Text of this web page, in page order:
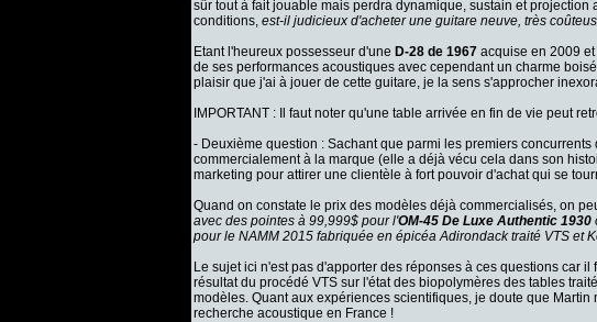
sûr tout à fait jouable mais perdra dynamique, sustain et
conditions, est-il judicieux d'acheter une guitare neuve, très
Etant l'heureux possesseur d'une D-28 de 1967 acquise en 2009
de ses performances acoustiques avec cependant un charme
plaisir que j'ai à jouer de cette guitare, je la sens s'approcher
IMPORTANT : Il faut noter qu'une table arrivée en fin de vie peut
- Deuxième question : Sachant que parmi les premiers
commercialement à la marque (elle a déjà vécu cela dans son
marketing pour attirer une clientèle à fort pouvoir d'achat qui se
Quand on constate le prix des modèles déjà commercialisés, on
avec des pointes à 99,999$ pour l'OM-45 De Luxe Authentic 1930
pour le NAMM 2015 fabriquée en épicéa Adirondack traité VTS et
Le sujet ici n'est pas d'apporter des réponses à ces questions car
résultat du procédé VTS sur l'état des biopolymères des tables
modèles. Quant aux expériences scientifiques, je doute que
recherche acoustique en France !